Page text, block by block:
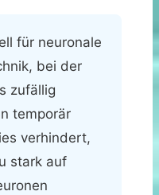
für neuronale
bei der
zufällig
temporär
verhindert,
stark auf